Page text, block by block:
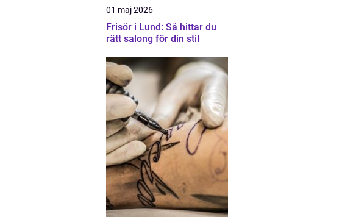
01 maj 2026
Frisör i Lund: Så hittar du
rätt salong för din stil